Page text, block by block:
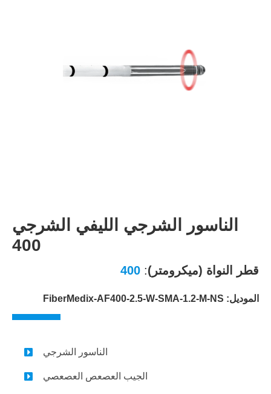
الناسور الشرجي الليفي الشرجي
400
قطر النواة (ميكرومتر):
400
الموديل: FiberMedix-AF400-2.5-W-SMA-1.2-M-NS
الناسور الشرجي
الجيب العصعص العصعصي